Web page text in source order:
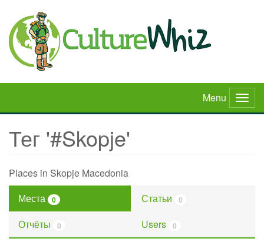
main
content
Menu
Тег '#Skopje'
Places in Skopje Macedonia
Места
0 Статьи 0
Отчёты 0 Users 0